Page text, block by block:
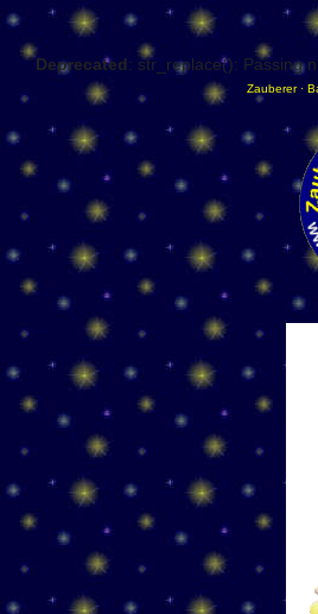
Deprecated: str_replace(): Passing
Zauberer·